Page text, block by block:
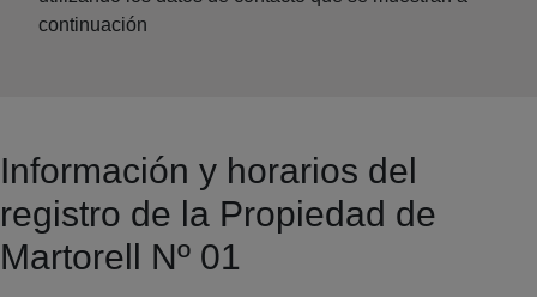
continuación
Información y horarios del
registro de la Propiedad de
Martorell Nº 01